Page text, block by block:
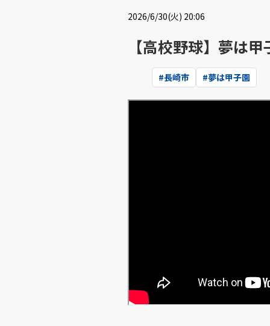
2026/6/30(火) 20:06
【高校野球】夢は
#長崎市 #夢は甲子園